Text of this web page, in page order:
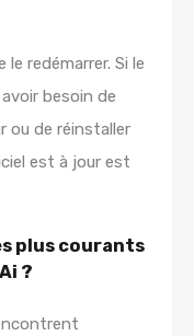
le redémarrer. Si le
besoin de
ou de réinstaller
est à jour est
plus courants
?